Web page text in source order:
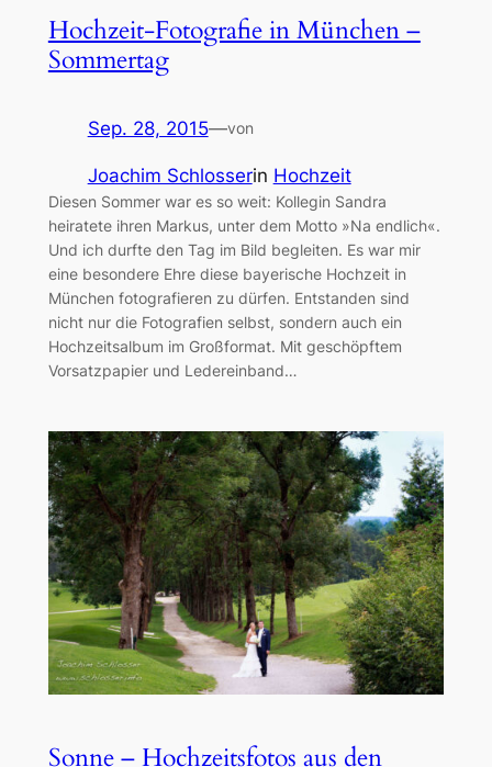
Hochzeit-Fotografie in München –
Sommertag
Sep. 28, 2015—von
Joachim Schlosserin Hochzeit
Diesen Sommer war es so weit: Kollegin Sandra
heiratete ihren Markus, unter dem Motto »Na endlich«.
Und ich durfte den Tag im Bild begleiten. Es war mir
eine besondere Ehre diese bayerische Hochzeit in
München fotografieren zu dürfen. Entstanden sind
nicht nur die Fotografien selbst, sondern auch ein
Hochzeitsalbum im Großformat. Mit geschöpftem
Vorsatzpapier und Ledereinband…
Sonne – Hochzeitsfotos aus den